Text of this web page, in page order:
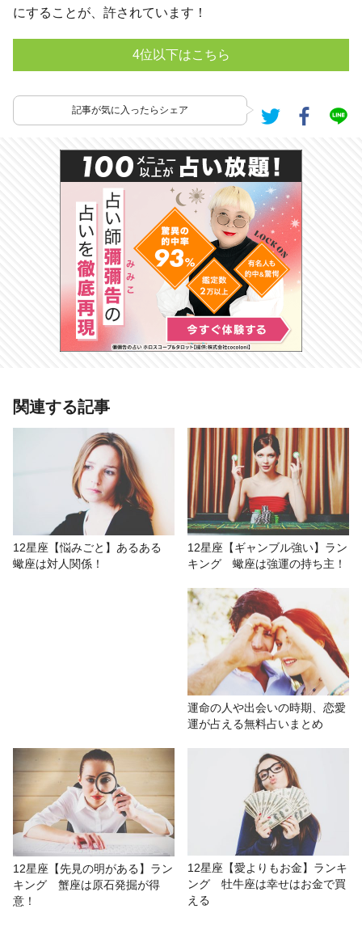
にすることが、許されています！
4位以下はこちら
記事が気に入ったらシェア
関連する記事
12星座【悩みごと】あるある
蠍座は対人関係！
12星座【ギャンブル強い】ラン
キング 蠍座は強運の持ち主！
運命の人や出会いの時期、恋愛
運が占える無料占いまとめ
12星座【先見の明がある】ラン
キング 蟹座は原石発掘が得
意！
12星座【愛よりもお金】ランキ
ング 牡牛座は幸せはお金で買
える